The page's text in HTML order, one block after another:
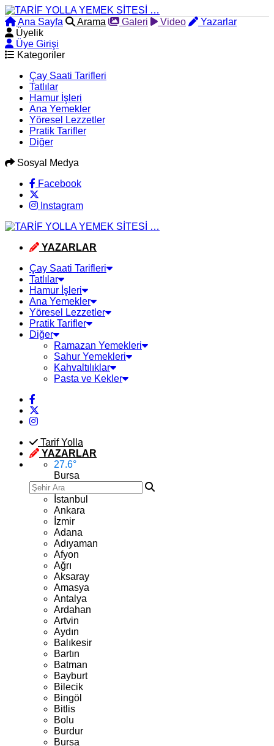
Ana Sayfa Arama Galeri Video
Yazarlar
Üyelik
Üye Girişi
Kategoriler
Çay Saati Tarifleri
Tatlılar
Hamur İşleri
Ana Yemekler
Yöresel Lezzetler
Pratik Tarifler
Diğer
Sosyal Medya
Facebook
Instagram
YAZARLAR
Çay Saati Tarifleri
Tatlılar
Hamur İşleri
Ana Yemekler
Yöresel Lezzetler
Pratik Tarifler
Diğer
Ramazan Yemekleri
Sahur Yemekleri
Kahvaltılıklar
Pasta ve Kekler
Tarif Yolla
YAZARLAR
27.6°
Bursa
İstanbul
Ankara
İzmir
Adana
Adıyaman
Afyon
Ağrı
Aksaray
Amasya
Antalya
Ardahan
Artvin
Aydın
Balıkesir
Bartın
Batman
Bayburt
Bilecik
Bingöl
Bitlis
Bolu
Burdur
Bursa